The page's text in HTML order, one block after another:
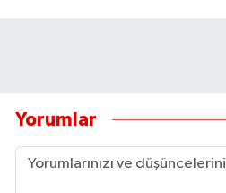
Yorumlar